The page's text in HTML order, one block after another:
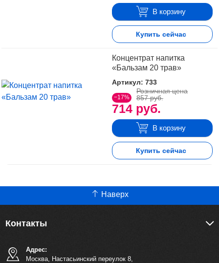
В корзину
Купить сейчас
Концентрат напитка
«Бальзам 20 трав»
Артикул: 733
−17%
714 руб.
Розничная цена
857 руб.
В корзину
Купить сейчас
Наверх
Контакты
Адрес:
Москва, Настасьинский переулок 8,